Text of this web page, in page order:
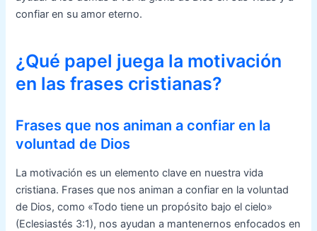
confiar en su amor eterno.
¿Qué papel juega la motivación
en las frases cristianas?
Frases que nos animan a confiar en la
voluntad de Dios
La motivación es un elemento clave en nuestra vida
cristiana. Frases que nos animan a confiar en la voluntad
de Dios, como «Todo tiene un propósito bajo el cielo»
(Eclesiastés 3:1), nos ayudan a mantenernos enfocados en